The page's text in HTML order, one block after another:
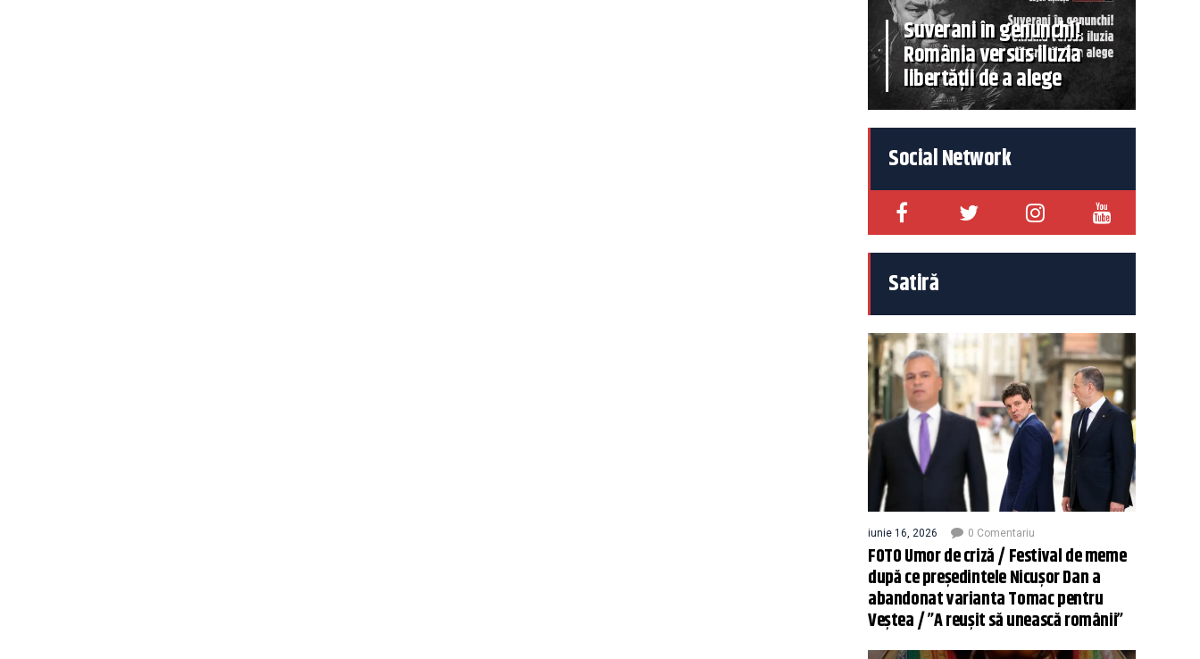
Suverani în genunchi!
România versus iluzia
libertății de a alege
Social Network
Satiră
iunie 16, 2026 0 Comentariu
FOTO Umor de criză / Festival de meme
după ce președintele Nicușor Dan a
abandonat varianta Tomac pentru
Veștea / ”A reușit să unească românii”